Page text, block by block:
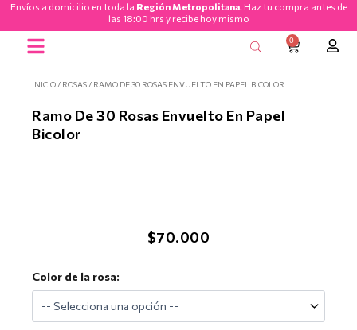
contenido
Envíos a domicilio en toda la Región Metropolitana. Haz tu compra antes de
las 18:00 hrs y recibe hoy mismo
0
CART
INICIO / ROSAS / RAMO DE 30 ROSAS ENVUELTO EN PAPEL BICOLOR
Ramo De 30 Rosas Envuelto En Papel
Bicolor
$70.000
Color de la rosa:
Ramo
de
30
Rosas